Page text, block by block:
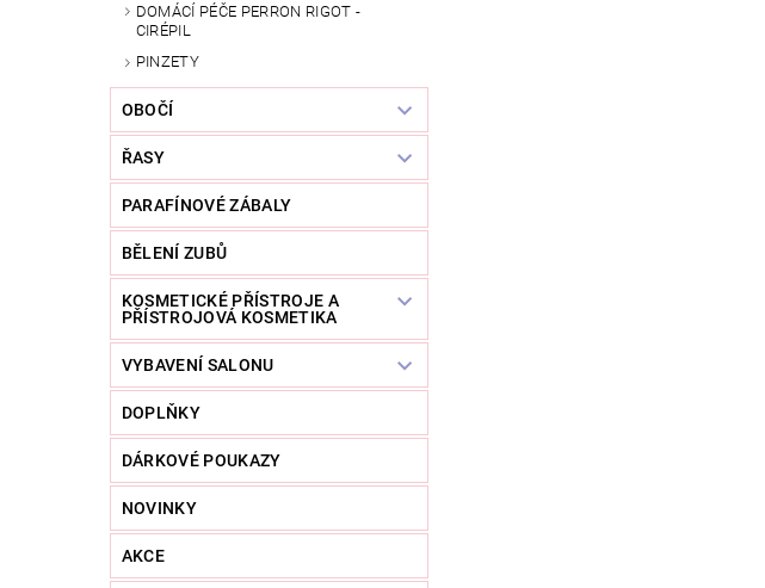
DOMÁCÍ PÉČE PERRON RIGOT -
CIRÉPIL
PINZETY
OBOČÍ
ŘASY
PARAFÍNOVÉ ZÁBALY
BĚLENÍ ZUBŮ
KOSMETICKÉ PŘÍSTROJE A
PŘÍSTROJOVÁ KOSMETIKA
VYBAVENÍ SALONU
DOPLŇKY
DÁRKOVÉ POUKAZY
NOVINKY
AKCE